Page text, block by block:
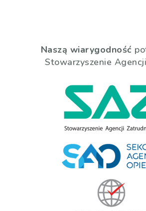
Naszą wiarygodność
Stowarzyszenie